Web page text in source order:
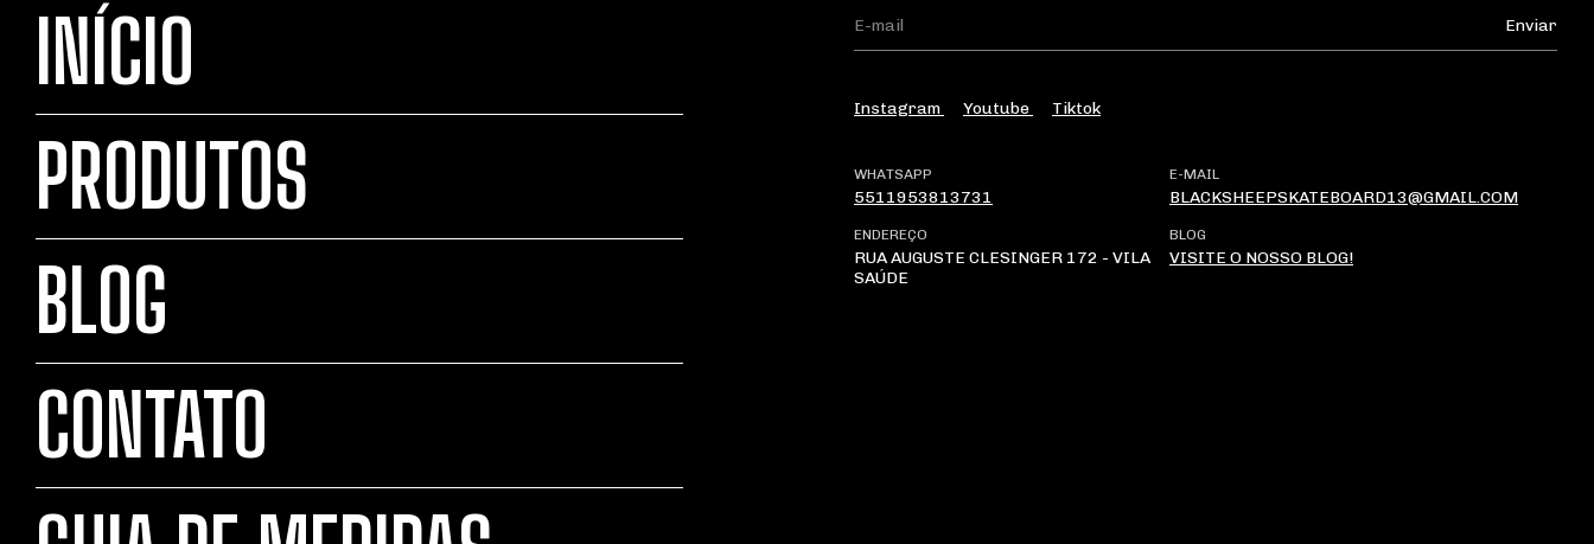
INÍCIO
PRODUTOS
BLOG
CONTATO
Instagram Youtube Tiktok
WHATSAPP
5511953813731
E-MAIL
BLACKSHEEPSKATEBOARD13@GMAIL.COM
ENDEREÇO
RUA AUGUSTE CLESINGER 172 - VILA
SAÚDE
BLOG
VISITE O NOSSO BLOG!